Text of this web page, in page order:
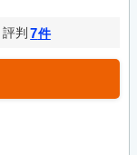
判 7件